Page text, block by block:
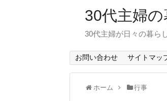
30代主婦
30代主婦が日々の暮ら
お問い合わせ サイトマッ
ホーム 行事